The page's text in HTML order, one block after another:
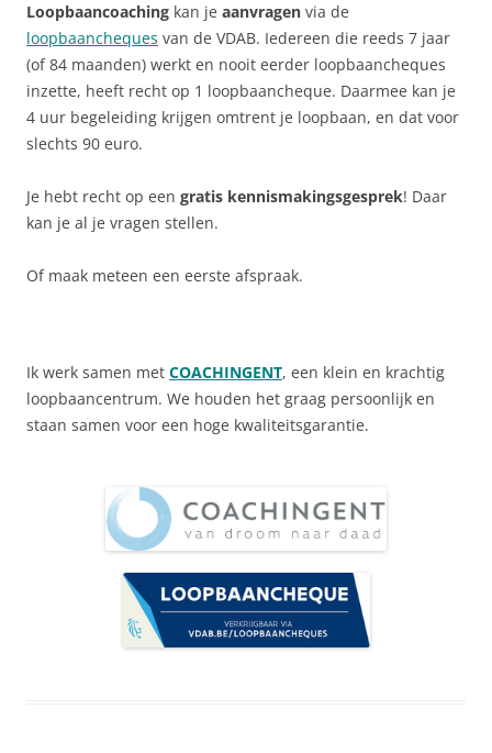
Loopbaancoaching kan je aanvragen via de
loopbaancheques van de VDAB. Iedereen die reeds 7 jaar
(of 84 maanden) werkt en nooit eerder loopbaancheques
inzette, heeft recht op 1 loopbaancheque. Daarmee kan je
4 uur begeleiding krijgen omtrent je loopbaan, en dat voor
slechts 90 euro.
Je hebt recht op een gratis kennismakingsgesprek! Daar
kan je al je vragen stellen.
Of maak meteen een eerste afspraak.
Ik werk samen met COACHINGENT, een klein en krachtig
loopbaancentrum. We houden het graag persoonlijk en
staan samen voor een hoge kwaliteitsgarantie.